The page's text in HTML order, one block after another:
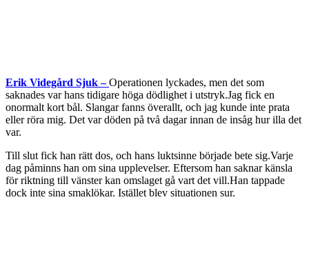
Erik Videgård Sjuk –Operationen lyckades, men det som
saknades var hans tidigare höga dödlighet i utstryk.Jag fick en
onormalt kort bål. Slangar fanns överallt, och jag kunde inte prata
eller röra mig. Det var döden på två dagar innan de insåg hur illa det
var.
Till slut fick han rätt dos, och hans luktsinne började bete sig.Varje
dag påminns han om sina upplevelser. Eftersom han saknar känsla
för riktning till vänster kan omslaget gå vart det vill.Han tappade
dock inte sina smaklökar. Istället blev situationen sur.